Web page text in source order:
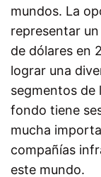
mundos. La
representar
de dólares en
lograr una
segmentos de
fondo tiene
mucha
compañías
este mundo.